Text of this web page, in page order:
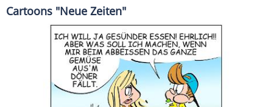
Cartoons "Neue Zeiten"